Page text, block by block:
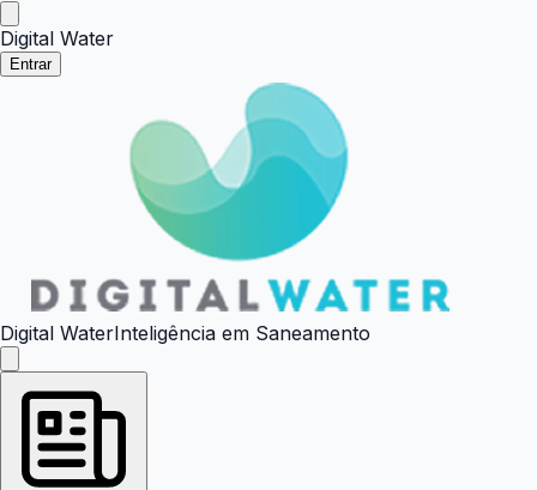
Digital Water
Entrar
Digital WaterInteligência em Saneamento